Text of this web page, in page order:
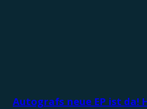
Autografs neue EP ist da!